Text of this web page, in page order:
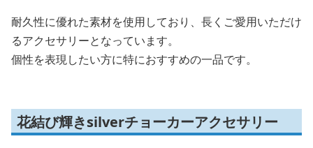
耐久性に優れた素材を使用しており、長くご愛用いただけ
るアクセサリーとなっています。
個性を表現したい方に特におすすめの一品です。
花結び輝きsilverチョーカーアクセサリー